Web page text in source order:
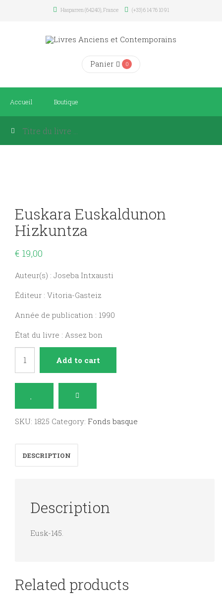
Hasparren (64240), France (+33) 6 14 76 10 91
Panier 0
Accueil Boutique
Euskara Euskaldunon
Hizkuntza
€ 19,00
Auteur(s) : Joseba Intxausti
Éditeur : Vitoria-Gasteiz
Année de publication : 1990
État du livre : Assez bon
hizkuntza
quantity
Add to cart
SKU: 1825 Category: Fonds basque
DESCRIPTION
Description
Eusk-145.
Related products